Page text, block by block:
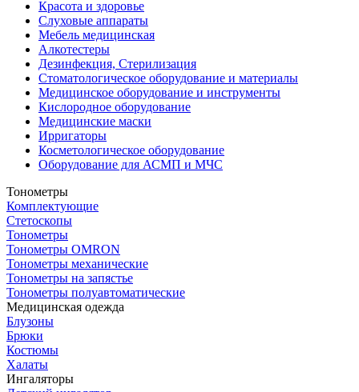
Красота и здоровье
Слуховые аппараты
Мебель медицинская
Алкотестеры
Дезинфекция, Стерилизация
Стоматологическое оборудование и материалы
Медицинское оборудование и инструменты
Кислородное оборудование
Медицинские маски
Ирригаторы
Косметологическое оборудование
Оборудование для АСМП и МЧС
Тонометры
Комплектующие
Стетоскопы
Тонометры
Тонометры OMRON
Тонометры механические
Тонометры на запястье
Тонометры полуавтоматические
Медицинская одежда
Блузоны
Брюки
Костюмы
Халаты
Ингаляторы